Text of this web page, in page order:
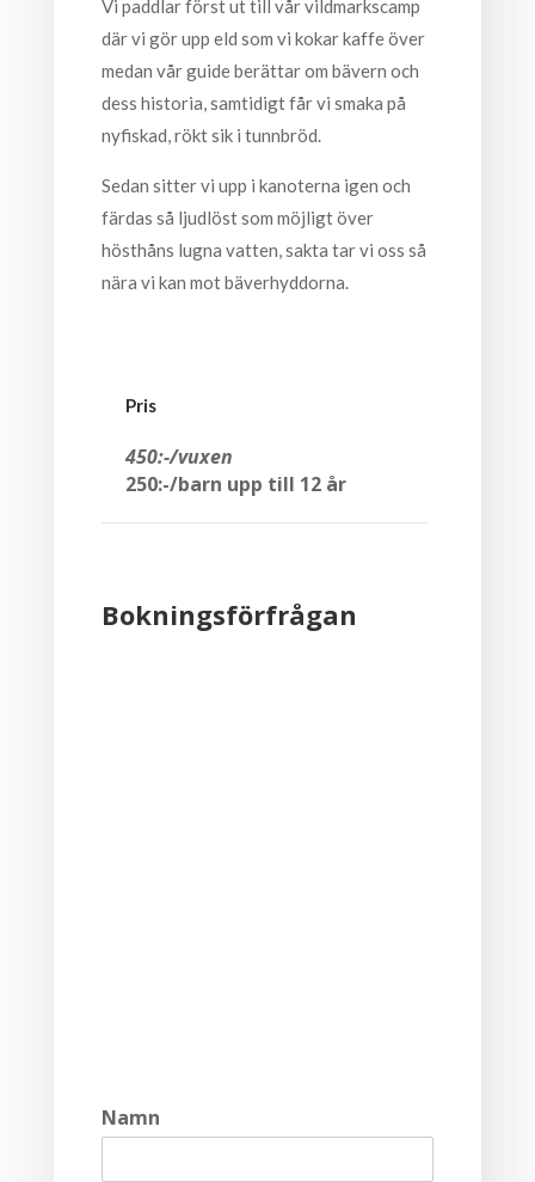
Vi paddlar först ut till vår vildmarkscamp
där vi gör upp eld som vi kokar kaffe över
medan vår guide berättar om bävern och
dess historia, samtidigt får vi smaka på
nyfiskad, rökt sik i tunnbröd.
Sedan sitter vi upp i kanoterna igen och
färdas så ljudlöst som möjligt över
hösthåns lugna vatten, sakta tar vi oss så
nära vi kan mot bäverhyddorna.
Pris
450:-/vuxen
250:-/barn upp till 12 år
Bokningsförfrågan
Namn